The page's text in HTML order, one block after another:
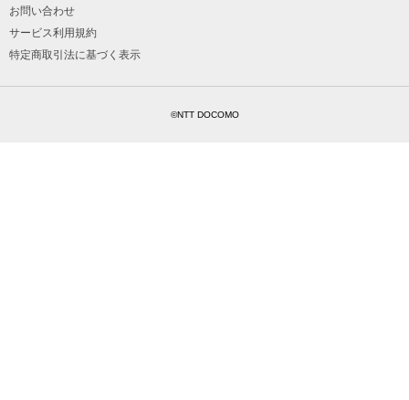
お問い合わせ
サービス利用規約
特定商取引法に基づく表示
©NTT DOCOMO